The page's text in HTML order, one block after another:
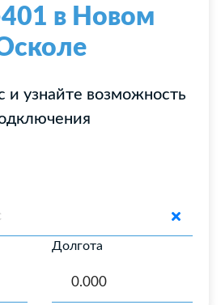
в Новом
и узнайте возможность
Долгота